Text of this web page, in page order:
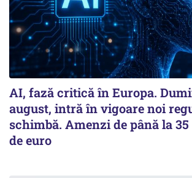
AI, fază critică în Europa.
august, intră în vigoare noi
schimbă. Amenzi de până la
de euro